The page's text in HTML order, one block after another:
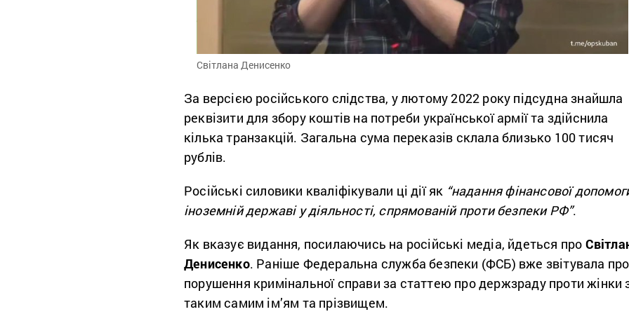
Світлана Денисенко
За версією російського слідства, у лютому 2022 року підсудна знайшла
реквізити для збору коштів на потреби української армії та здійснила
кілька транзакцій. Загальна сума переказів склала близько 100 тисяч
рублів.
Російські силовики кваліфікували ці дії як “надання фінансової
іноземній державі у діяльності, спрямованій проти безпеки РФ”.
Як вказує видання, посилаючись на російські медіа, йдеться про
Денисенко. Раніше Федеральна служба безпеки (ФСБ) вже звітувала про
порушення кримінальної справи за статтею про держзраду проти жінки
таким самим ім’ям та прізвищем.